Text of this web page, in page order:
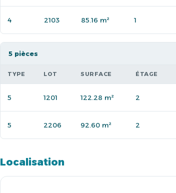
4 2103 85.16 m² 1
5 pièces
TYPE LOT SURFACE ÉTAGE
5 1201 122.28 m² 2
5 2206 92.60 m² 2
Localisation